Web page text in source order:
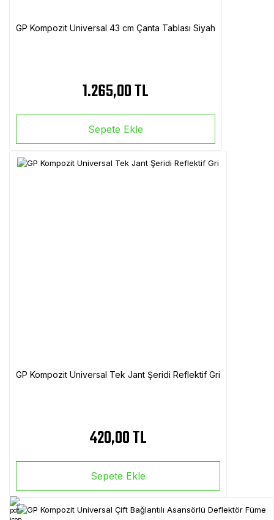
GP Kompozit Universal 43 cm Çanta Tablası Siyah
1.265,00 TL
Sepete Ekle
GP Kompozit Universal Tek Jant Şeridi Reflektif Gri
420,00 TL
Sepete Ekle